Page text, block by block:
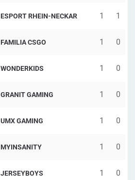
ESPORT RHEIN-NECKAR 1 1
FAMILIA CSGO 1 0
WONDERKIDS 1 0
GRANIT GAMING 1 0
UMX GAMING 1 0
MYINSANITY 1 0
JERSEYBOYS 1 0